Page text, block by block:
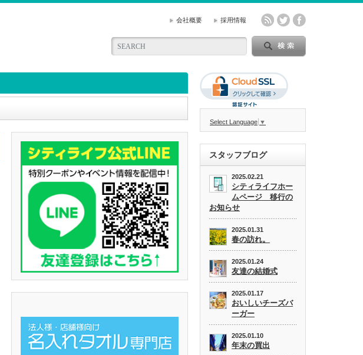
会社概要 採用情報
Select Language ▼
スタッフブログ
2025.02.21
シティライフホー
ムページ 移行の
お知らせ
2025.01.31
春の訪れ。
2025.01.24
友達の結婚式
2025.01.17
おいしいチーズバ
ーガー
2025.01.10
年末の買出